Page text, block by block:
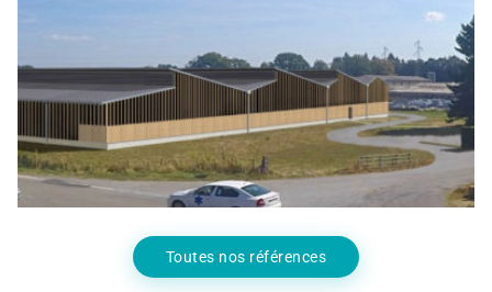
D’ALLOTEMENT BOVINS
Agro Alimentaire Industrie
Toutes nos références